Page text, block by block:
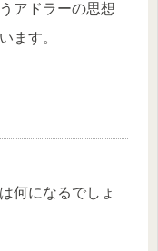
アドラーの思想
ます。
何になるでしょ